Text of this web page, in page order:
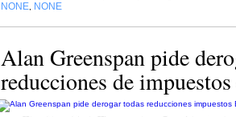
NONE NONE
Alan Greenspan pide
reducciones de